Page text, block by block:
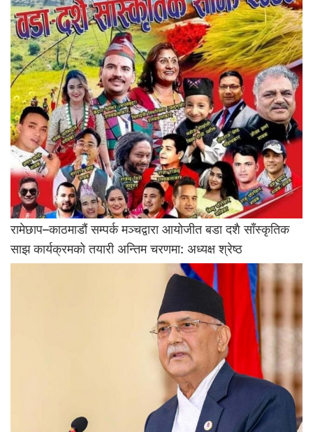
रामेछाप–काठमाडौं सम्पर्क मञ्चद्वारा आयोजीत बडा दशै साँस्कृतिक
साझ कार्यक्रमको तयारी अन्तिम चरणमा: अध्यक्ष श्रेष्ठ